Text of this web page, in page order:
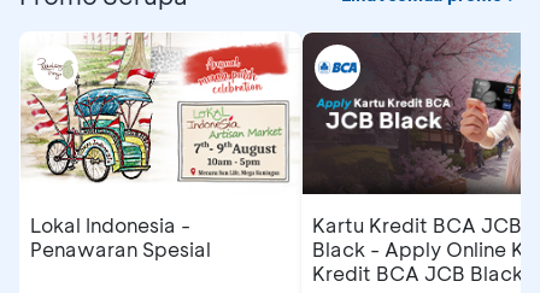
Lokal Indonesia -
Penawaran Spesial
Kartu Kredit BCA JCB
Black - Apply Online
Kredit BCA JCB Black